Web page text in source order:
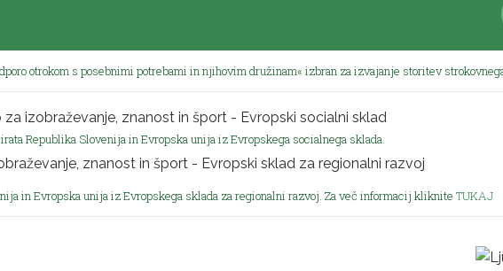
otrokom s posebnimi potrebami in njihovim družinam« izbran za izvajanje storitev
Republika Slovenija in Evropska unija iz Evropskega socialnega sklada.
in Evropska unija iz Evropskega sklada za regionalni razvoj. Za več informacij kliknite TUKAJ